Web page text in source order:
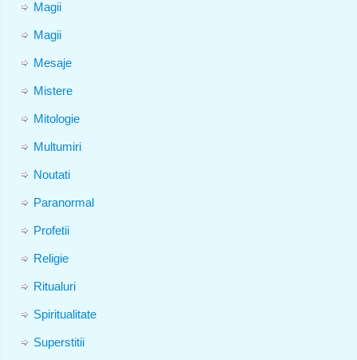
Magii
Magii
Mesaje
Mistere
Mitologie
Multumiri
Noutati
Paranormal
Profetii
Religie
Ritualuri
Spiritualitate
Superstitii